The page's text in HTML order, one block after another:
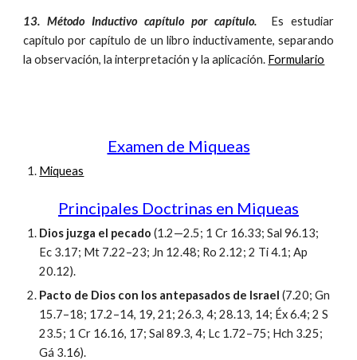
13. Método Inductivo capítulo por capítulo.
Es estudiar
capítulo por capítulo de un libro inductivamente, separando
la observación, la interpretación y la aplicación. Formulario
Examen de Miqueas
Miqueas
Principales Doctrinas en Miqueas
Dios juzga el pecado (1.2—2.5; 1 Cr 16.33; Sal 96.13;
Ec 3.17; Mt 7.22–23; Jn 12.48; Ro 2.12; 2 Ti 4.1; Ap
20.12).
Pacto de Dios con los antepasados de Israel(7.20; Gn
15.7–18; 17.2–14, 19, 21; 26.3, 4; 28.13, 14; Éx 6.4; 2 S
23.5; 1 Cr 16.16, 17; Sal 89.3, 4; Lc 1.72–75; Hch 3.25;
Gá 3.16).